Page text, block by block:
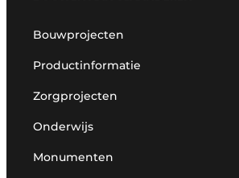
Bouwprojecten
Productinformatie
Zorgprojecten
Onderwijs
Monumenten